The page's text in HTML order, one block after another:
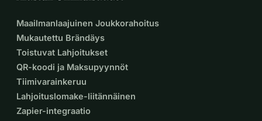
Maailmanlaajuinen Joukkorahoitus
Mukautettu Brändäys
Toistuvat Lahjoitukset
QR-koodi ja Maksupyynnöt
Tiimivarainkeruu
Lahjoituslomake-liitännäinen
Zapier-integraatio